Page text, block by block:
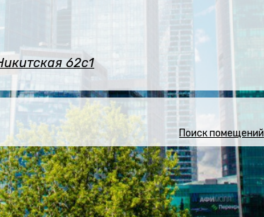
62с1
Поиск помещений